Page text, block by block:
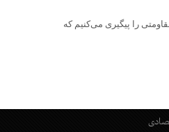
را پیگیری می‌کنیم که